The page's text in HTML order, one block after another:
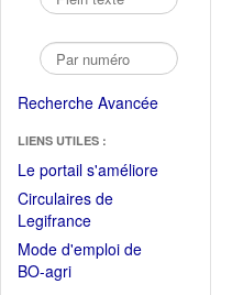
Recherche Avancée
LIENS UTILES :
Le portail s'améliore(Fichier
Circulaires de
Legifrance(Ouvrir
dans
une
Mode d'emploi de
BO-agri(Ouvrir